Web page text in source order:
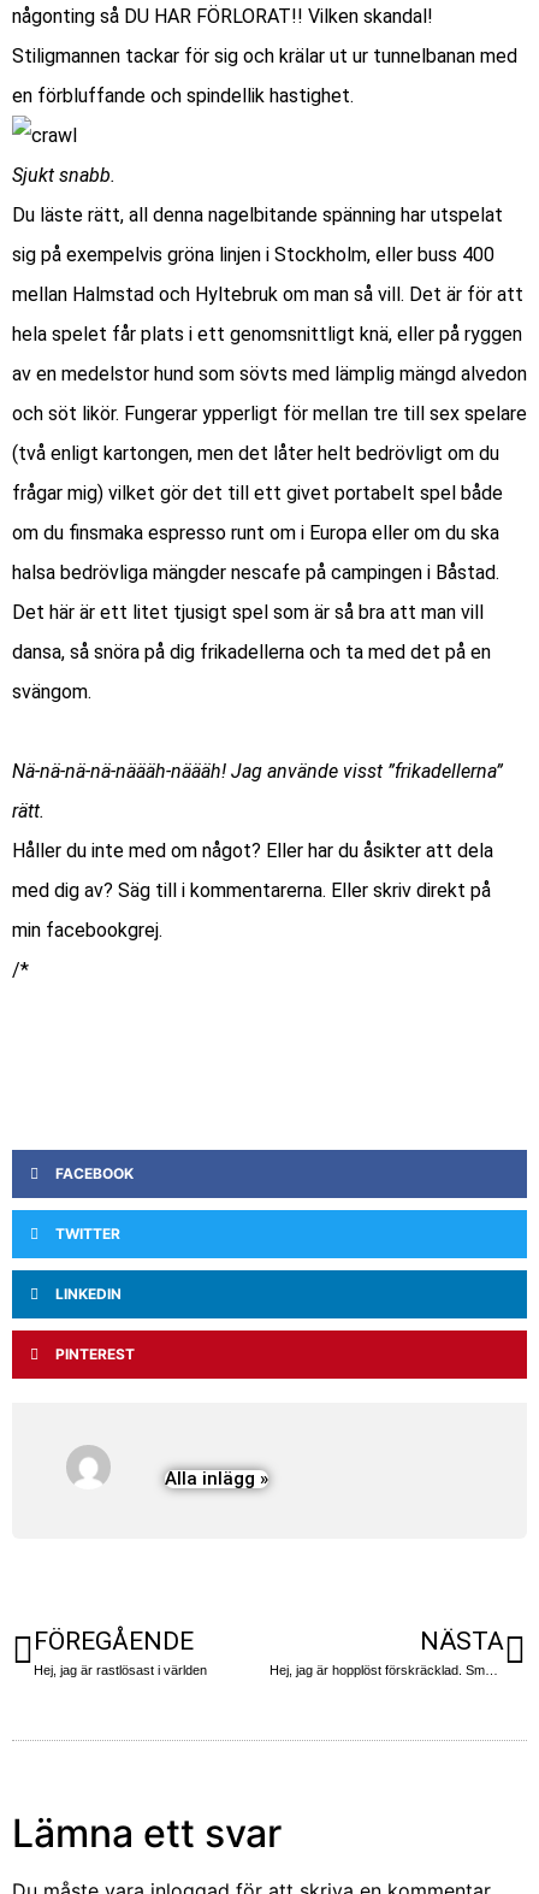
någonting så DU HAR FÖRLORAT!! Vilken skandal!
Stiligmannen tackar för sig och krälar ut ur tunnelbanan med
en förbluffande och spindellik hastighet.
Sjukt snabb.
Du läste rätt, all denna nagelbitande spänning har utspelat
sig på exempelvis gröna linjen i Stockholm, eller buss 400
mellan Halmstad och Hyltebruk om man så vill. Det är för att
hela spelet får plats i ett genomsnittligt knä, eller på ryggen
av en medelstor hund som sövts med lämplig mängd alvedon
och söt likör. Fungerar ypperligt för mellan tre till sex spelare
(två enligt kartongen, men det låter helt bedrövligt om du
frågar mig) vilket gör det till ett givet portabelt spel både
om du finsmaka espresso runt om i Europa eller om du ska
halsa bedrövliga mängder nescafe på campingen i Båstad.
Det här är ett litet tjusigt spel som är så bra att man vill
dansa, så snöra på dig frikadellerna och ta med det på en
svängom.
Nä-nä-nä-nä-näääh-näääh! Jag använde visst ”frikadellerna”
rätt.
Håller du inte med om något? Eller har du åsikter att dela
med dig av? Säg till i kommentarerna. Eller skriv direkt på
min facebookgrej.
/*
FACEBOOK
TWITTER
LINKEDIN
PINTEREST
Alla inlägg »
FÖREGÅENDE
Hej, jag är rastlösast i världen
NÄSTA
Hej, jag är hopplöst förskräcklad. Små, små, små spel del 2 av några till
Lämna ett svar